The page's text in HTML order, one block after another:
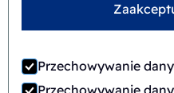
Przechowywanie
Przechowywanie